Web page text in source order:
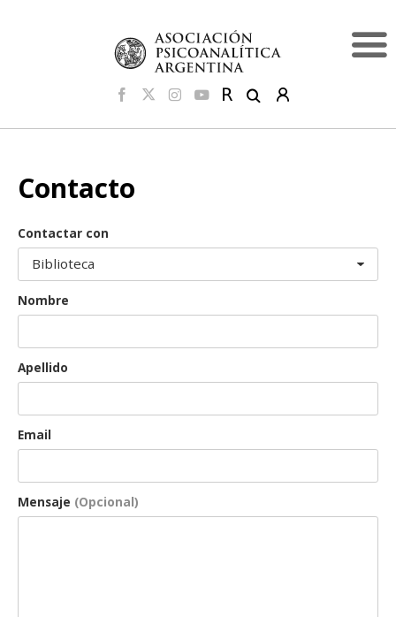
Contacto
Contactar con
Nombre
Apellido
Email
Mensaje (Opcional)